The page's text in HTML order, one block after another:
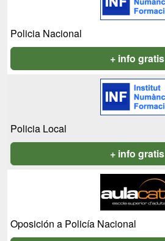
Policia Nacional
+ info gratis
Policia Local
+ info gratis
Oposición a Policía Nacional